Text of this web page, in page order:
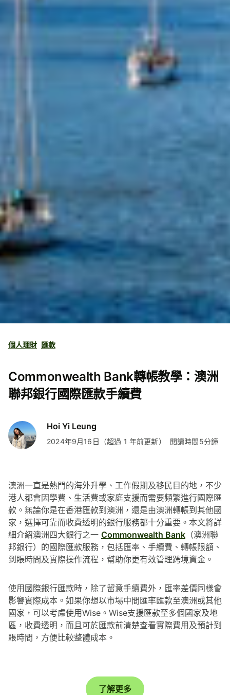
個人理財 匯款
Commonwealth Bank轉帳教學：澳洲
聯邦銀行國際匯款手續費
Hoi Yi Leung
2024年9月16日（超過 1 年前更新） 閱讀時間5分鐘
澳洲一直是熱門的海外升學、工作假期及移民目的地，不少
港人都會因學費、生活費或家庭支援而需要頻繁進行國際匯
款。無論你是在香港匯款到澳洲，還是由澳洲轉帳到其他國
家，選擇可靠而收費透明的銀行服務都十分重要。本文將詳
細介紹澳洲四大銀行之一 Commonwealth Bank （澳洲聯
邦銀行）的國際匯款服務，包括匯率、手續費、轉帳限額、
到賬時間及實際操作流程，幫助你更有效管理跨境資金。
使用國際銀行匯款時，除了留意手續費外，匯率差價同樣會
影響實際成本。如果你想以市場中間匯率匯款至澳洲或其他
國家，可以考慮使用Wise。Wise支援匯款至多個國家及地
區，收費透明，而且可於匯款前清楚查看實際費用及預計到
賬時間，方便比較整體成本。
了解更多